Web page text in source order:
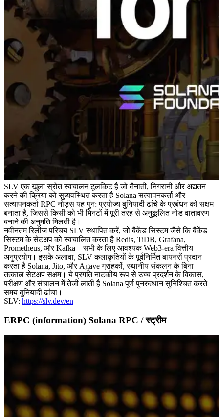
SLV एक खुला स्रोत स्वचालन टूलकिट है जो तैनाती, निगरानी और अद्यतन
करने की क्रिया को सुव्यवस्थित करता है Solana सत्यापनकर्ता और
सत्यापनकर्ता RPC नोड्स यह पुन: प्रयोज्य बुनियादी ढांचे के प्रबंधन को सक्षम
बनाता है, जिससे किसी को भी मिनटों में पूरी तरह से अनुकूलित नोड वातावरण
बनाने की अनुमति मिलती है।
नवीनतम रिलीज परिचय SLV स्थापित करें, जो बैकेंड सिस्टम जैसे कि बैकेंड
सिस्टम के सेटअप को स्वचालित करता है Redis, TiDB, Grafana,
Prometheus, और Kafka—सभी के लिए आवश्यक Web3-era वित्तीय
अनुप्रयोग। इसके अलावा, SLV कलाकृतियों के पूर्वनिर्मित बायनरों प्रदान
करता है Solana, Jito, और Agave ग्राहकों, स्थानीय संकलन के बिना
तत्काल सेटअप सक्षम। ये प्रगति नाटकीय रूप से उच्च प्रदर्शन के विकास,
परीक्षण और संचालन में तेजी लाती है Solana पूर्ण पुनरुत्थान सुनिश्चित करते
समय बुनियादी ढांचा।
SLV: https://slv.dev/en
ERPC (information) Solana RPC / स्ट्रीम